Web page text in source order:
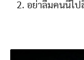
2. อย่าลืมคนนี้ไป